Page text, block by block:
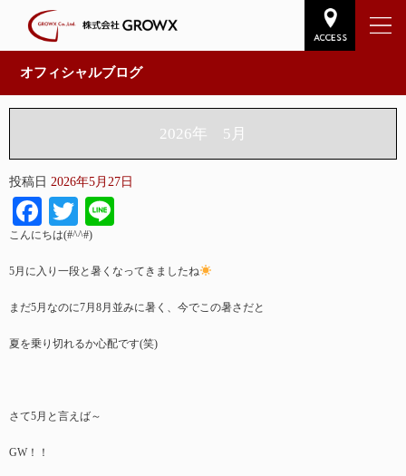
オフィシャルブログ
2026年 5月
投稿日 2026年5月27日
Facebook
Twitter
こんにちは(#^^#)
5月に入り一段と暑くなってきましたね
まだ5月なのに7月8月並みに暑く、今でこの暑さだと
夏を乗り切れるか心配です(笑)
さて5月と言えば～
GW！！